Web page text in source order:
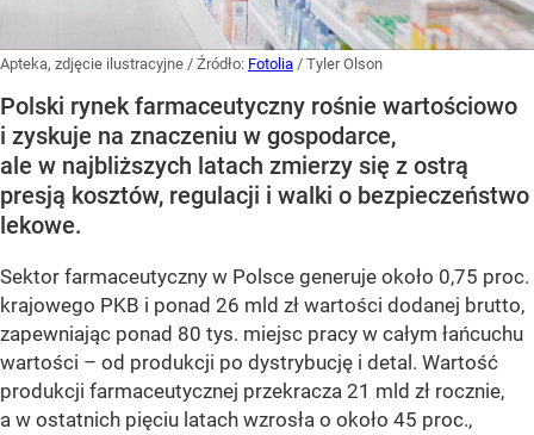
Apteka, zdjęcie ilustracyjne / Źródło: Fotolia / Tyler Olson
Polski rynek farmaceutyczny rośnie wartościowo
i zyskuje na znaczeniu w gospodarce,
ale w najbliższych latach zmierzy się z ostrą
presją kosztów, regulacji i walki o bezpieczeństwo
lekowe.
Sektor farmaceutyczny w Polsce generuje około 0,75 proc.
krajowego PKB i ponad 26 mld zł wartości dodanej brutto,
zapewniając ponad 80 tys. miejsc pracy w całym łańcuchu
wartości – od produkcji po dystrybucję i detal. Wartość
produkcji farmaceutycznej przekracza 21 mld zł rocznie,
a w ostatnich pięciu latach wzrosła o około 45 proc.,